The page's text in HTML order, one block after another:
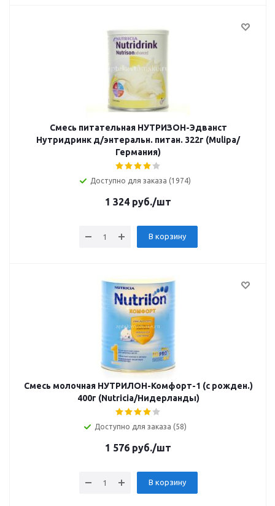
Смесь питательная НУТРИЗОН-Эдванст
Нутридринк д/энтеральн. питан. 322г (Mulipa/
Германия)
Доступно для заказа (1974)
1 324 руб./шт
В корзину
Смесь молочная НУТРИЛОН-Комфорт-1 (с рожден.)
400г (Nutricia/Нидерланды)
Доступно для заказа (58)
1 576 руб./шт
В корзину